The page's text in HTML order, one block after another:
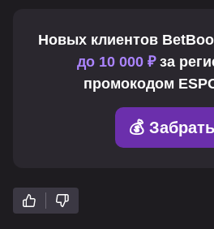
Новых клиентов
до 10 000 ₽за
промокодом
💰